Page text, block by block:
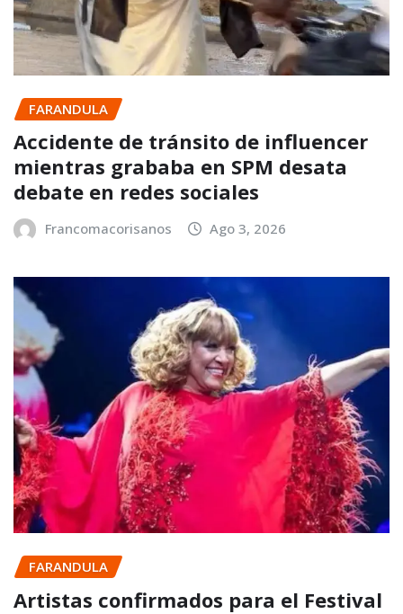
FARANDULA
Accidente de tránsito de influencer
mientras grababa en SPM desata
debate en redes sociales
Francomacorisanos Ago 3, 2026
FARANDULA
Artistas confirmados para el Festival